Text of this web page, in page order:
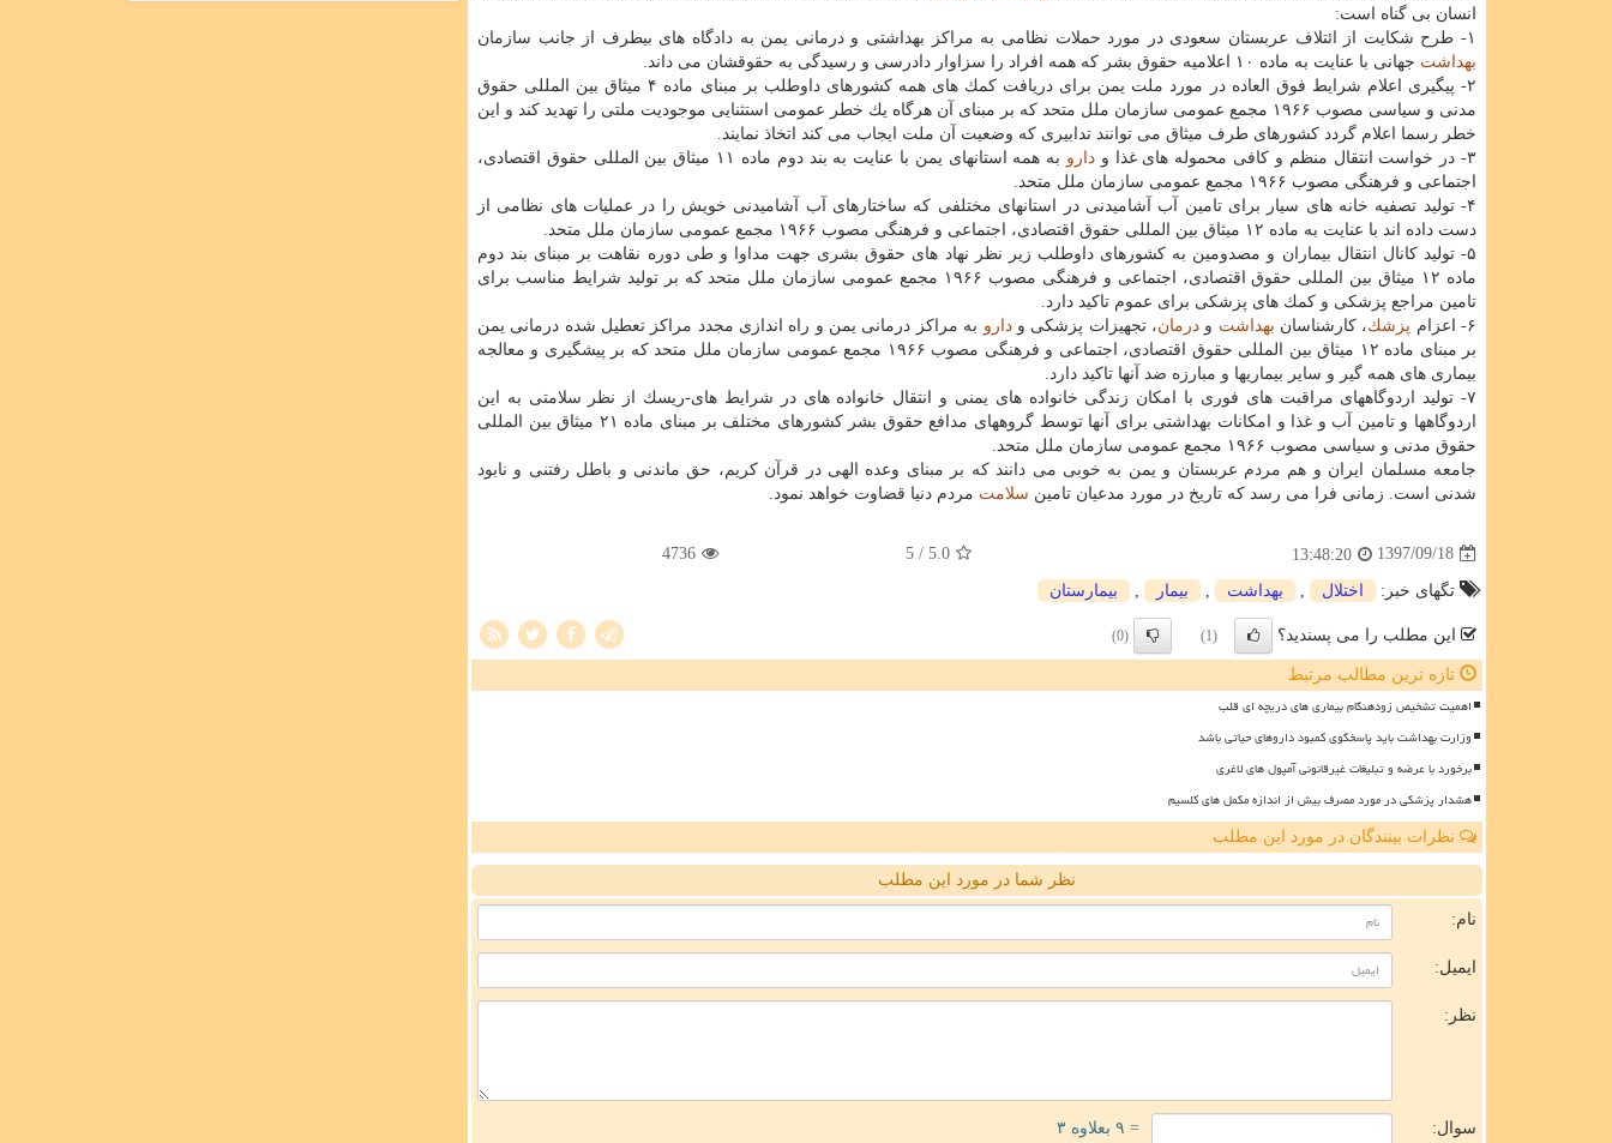
انسان بی گناه است:
۱- طرح شكایت از ائتلاف عربستان سعودی در مورد حملات نظامی به مراكز بهداشتی و درمانی یمن به دادگاه های بیطرف از جانب سازمان
بهداشت جهانی با عنایت به ماده ۱۰ اعلامیه حقوق بشر كه همه افراد را سزاوار دادرسی و رسیدگی به حقوقشان می داند.
۲- پیگیری اعلام شرایط فوق العاده در مورد ملت یمن برای دریافت كمك های همه كشورهای داوطلب بر مبنای ماده ۴ میثاق بین المللی حقوق
مدنی و سیاسی مصوب ۱۹۶۶ مجمع عمومی سازمان ملل متحد كه بر مبنای آن هرگاه یك خطر عمومی استثنایی موجودیت ملتی را تهدید كند و این
خطر رسما اعلام گردد كشورهای طرف میثاق می توانند تدابیری كه وضعیت آن ملت ایجاب می كند اتخاذ نمایند.
۳- در خواست انتقال منظم و كافی محموله های غذا و
دارو
به همه استانهای یمن با عنایت به بند دوم ماده ۱۱ میثاق بین المللی حقوق اقتصادی،
اجتماعی و فرهنگی مصوب ۱۹۶۶ مجمع عمومی سازمان ملل متحد.
۴- تولید تصفیه خانه های سیار برای تامین آب آشامیدنی در استانهای مختلفی كه ساختارهای آب آشامیدنی خویش را در عملیات های نظامی از
دست داده اند با عنایت به ماده ۱۲ میثاق بین المللی حقوق اقتصادی، اجتماعی و فرهنگی مصوب ۱۹۶۶ مجمع عمومی سازمان ملل متحد.
۵- تولید كانال انتقال بیماران و مصدومین به كشورهای داوطلب زیر نظر نهاد های حقوق بشری جهت مداوا و طی دوره نقاهت بر مبنای بند دوم
ماده ۱۲ میثاق بین المللی حقوق اقتصادی، اجتماعی و فرهنگی مصوب ۱۹۶۶ مجمع عمومی سازمان ملل متحد كه بر تولید شرایط مناسب برای
تامین مراجع پزشكی و كمك های پزشكی برای عموم تاكید دارد.
۶- اعزام
پزشك، كارشناسان بهداشت ودرمان، تجهیزات پزشكی ودارو به مراكز درمانی یمن و راه اندازی مجدد مراكز تعطیل شده درمانی یمن
بر مبنای ماده ۱۲ میثاق بین المللی حقوق اقتصادی، اجتماعی و فرهنگی مصوب ۱۹۶۶ مجمع عمومی سازمان ملل متحد كه بر پیشگیری و معالجه
بیماری های همه گیر و سایر بیماریها و مبارزه ضد آنها تاكید دارد.
۷- تولید اردوگاههای مراقبت های فوری با امكان زندگی خانواده های یمنی و انتقال خانواده های در شرایط های-ریسك از نظر سلامتی به این
اردوگاهها و تامین آب و غذا و امكانات بهداشتی برای آنها توسط گروههای مدافع حقوق بشر كشورهای مختلف بر مبنای ماده ۲۱ میثاق بین المللی
حقوق مدنی و سیاسی مصوب ۱۹۶۶ مجمع عمومی سازمان ملل متحد.
جامعه مسلمان ایران و هم مردم عربستان و یمن به خوبی می دانند كه بر مبنای وعده الهی در قرآن كریم، حق ماندنی و باطل رفتنی و نابود
شدنی است. زمانی فرا می رسد كه تاریخ در مورد مدعیان تامین سلامت مردم دنیا قضاوت خواهد نمود.
1397/09/18
13:48:20
5.0
/ 5
4736
تگهای خبر: اختلال بهداشت بیمار بیمارستان
این مطلب را می پسندید؟ (1)
(0)
تازه ترین مطالب مرتبط
اهمیت تشخیص زودهنگام بیماری های دریچه ای قلب
وزارت بهداشت باید پاسخگوی کمبود داروهای حیاتی باشد
برخورد با عرضه و تبلیغات غیرقانونی آمپول های لاغری
هشدار پزشکی در مورد مصرف بیش از اندازه مکمل های کلسیم
نظرات بینندگان در مورد این مطلب
نظر شما در مورد این مطلب
نام:
ایمیل:
نظر:
سوال: = ۹ بعلاوه ۳